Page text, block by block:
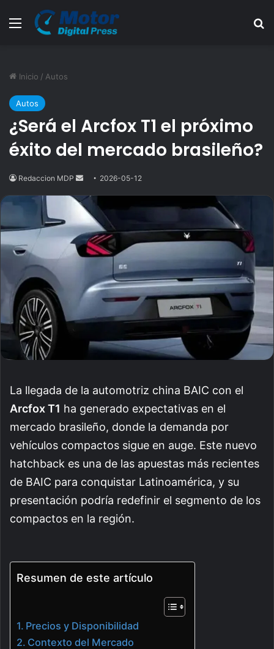
Menú
Inicio / Autos
Autos
¿Será el Arcfox T1 el próximo
éxito del mercado brasileño?
Redaccion MDP
Send
email
2026-05-12
La llegada de la automotriz china BAIC con el
Arcfox T1 ha generado expectativas en el
mercado brasileño, donde la demanda por
vehículos compactos sigue en auge. Este nuevo
hatchback es una de las apuestas más recientes
de BAIC para conquistar Latinoamérica, y su
presentación podría redefinir el segmento de los
compactos en la región.
Resumen de este artículo
Precios y Disponibilidad
Contexto del Mercado